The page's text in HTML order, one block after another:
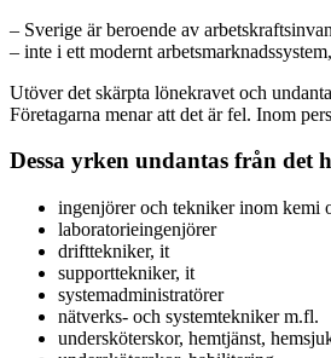
– Sverige är beroende av
– inte i ett modernt
Utöver det skärpta lönekravet och
Företagarna menar att det är fel. Inom
Dessa yrken undantas från det
ingenjörer och tekniker inom kemi
laboratorieingenjörer
drifttekniker, it
supporttekniker, it
systemadministratörer
nätverks- och systemtekniker m.fl.
undersköterskor, hemtjänst,